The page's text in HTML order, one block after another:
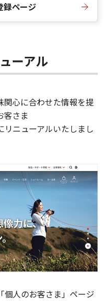
録ページ
ーアル
心に合わせた情報を提
客さま
リニューアルいたしまし
個人のお客さま」ページ